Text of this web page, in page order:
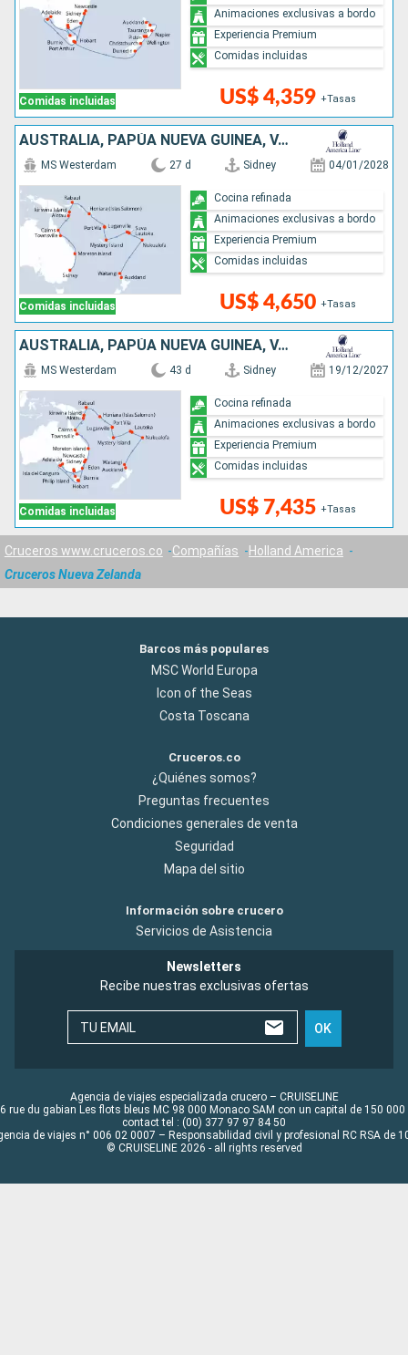
Comidas incluidas US$ 4,359 +Tasas
Animaciones exclusivas a bordo
Experiencia Premium
Comidas incluidas
AUSTRALIA, PAPÚA NUEVA GUINEA, VANUATU, FIDJI (ISLAS), TONGA, NUEVA ZELANDA
Comidas incluidas
MS Westerdam 27 d Sidney 04/01/2028
US$ 4,650 +Tasas
Cocina refinada
Animaciones exclusivas a bordo
Experiencia Premium
Comidas incluidas
AUSTRALIA, PAPÚA NUEVA GUINEA, VANUATU, FIDJI (ISLAS), TONGA, NUEVA ZELANDA
Comidas incluidas
MS Westerdam 43 d Sidney 19/12/2027
US$ 7,435 +Tasas
Cocina refinada
Animaciones exclusivas a bordo
Experiencia Premium
Comidas incluidas
Cruceros www.cruceros.co Compañías
Holland America
Cruceros Nueva Zelanda
Barcos más populares
MSC World Europa
Icon of the Seas
Costa Toscana
Cruceros.co
¿Quiénes somos?
Preguntas frecuentes
Condiciones generales de venta
Seguridad
Mapa del sitio
Información sobre crucero
Servicios de Asistencia
Newsletters
Recibe nuestras exclusivas ofertas
TU EMAIL OK
Agencia de viajes especializada crucero – CRUISELINE
rue du gabian Les flots bleus MC 98 000 Monaco SAM con un capital de 150 000
contact tel : (00) 377 97 97 84 50
de viajes n° 006 02 0007 – Responsabilidad civil y profesional RC RSA de
© CRUISELINE 2026 - all rights reserved